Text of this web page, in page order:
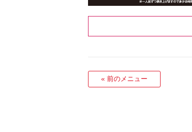
« 前のメニュー